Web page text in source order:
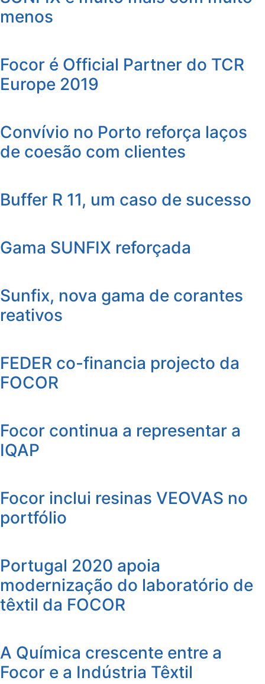
menos
Focor é Official Partner do TCR
Europe 2019
Convívio no Porto reforça laços
de coesão com clientes
Buffer R 11, um caso de sucesso
Gama SUNFIX reforçada
Sunfix, nova gama de corantes
reativos
FEDER co-financia projecto da
FOCOR
Focor continua a representar a
IQAP
Focor inclui resinas VEOVAS no
portfólio
Portugal 2020 apoia
modernização do laboratório de
têxtil da FOCOR
A Química crescente entre a
Focor e a Indústria Têxtil